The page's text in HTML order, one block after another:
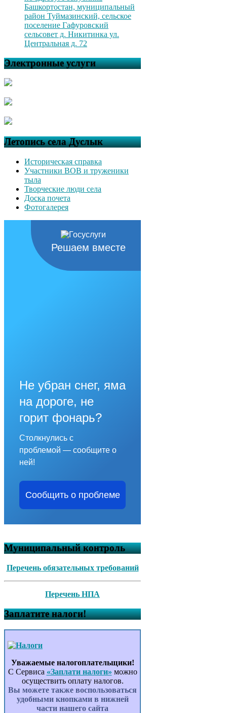
Башкортостан, муниципальный
район Туймазинский, сельское
поселение Гафуровский
сельсовет д. Никитинка ул.
Центральная д. 72
Электронные услуги
Летопись села Дуслык
Историческая справка
Участники ВОВ и труженики
тыла
Творческие люди села
Доска почета
Фотогалерея
Решаем вместе
Не убран снег, яма
на дороге, не
горит фонарь?
Столкнулись с
проблемой — сообщите о
ней!
Сообщить о проблеме
Муниципальный контроль
Перечень обязательных требований
Перечень НПА
Заплатите налоги!
Уважаемые налогоплательщики!
С Сервиса «Заплати налоги» можно
осуществить оплату налогов.
Вы можете также воспользоваться
удобными кнопками в нижней
части нашего сайта